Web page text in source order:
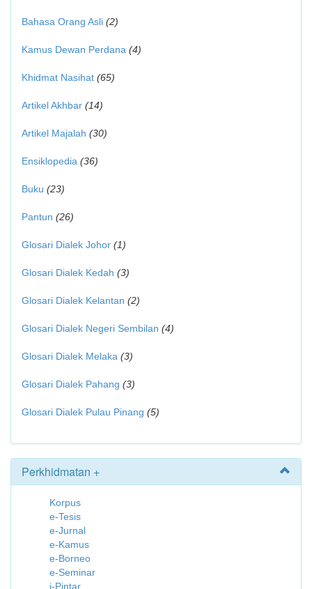
Bahasa Orang Asli (2)
Kamus Dewan Perdana (4)
Khidmat Nasihat (65)
Artikel Akhbar (14)
Artikel Majalah (30)
Ensiklopedia (36)
Buku (23)
Pantun (26)
Glosari Dialek Johor (1)
Glosari Dialek Kedah (3)
Glosari Dialek Kelantan (2)
Glosari Dialek Negeri Sembilan (4)
Glosari Dialek Melaka (3)
Glosari Dialek Pahang (3)
Glosari Dialek Pulau Pinang (5)
Perkhidmatan +
Korpus
e-Tesis
e-Jurnal
e-Kamus
e-Borneo
e-Seminar
i-Pintar